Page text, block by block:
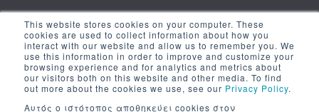
This website stores cookies on your computer. These
cookies are used to collect information about how you
interact with our website and allow us to remember you. We
use this information in order to improve and customize your
browsing experience and for analytics and metrics about
our visitors both on this website and other media. To find
out more about the cookies we use, see our Privacy Policy.
Αυτός ο ιστότοπος αποθηκεύει cookies στον
Λίστα Επικοινωνίας